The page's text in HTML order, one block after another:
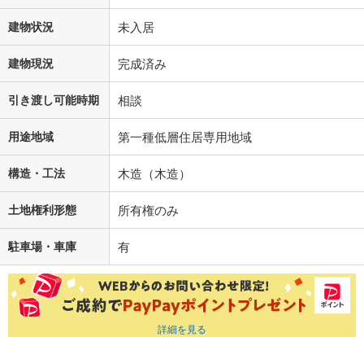
建物状況 未入居
建物現況 完成済み
引き渡し可能時期 相談
用途地域 第一種低層住居専用地域
構造・工法 木造（木造）
土地権利形態 所有権のみ
駐車場・車庫 有
詳細を見る